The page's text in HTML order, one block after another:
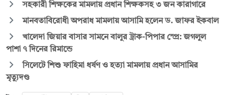
সহকারী শিক্ষকের মামলায় প্রধান শিক্ষকসহ ৩ জন কারাগারে
মানবতাবিরোধী অপরাধ মামলায় আসামি হলেন ড. জাফর ইকবাল
খালেদা জিয়ার বাসার সামনে বালুর ট্রাক-পিপার স্প্রে: জগলুল
পাশা ৭ দিনের রিমান্ডে
সিলেটে শিশু ফাহিমা ধর্ষণ ও হত্যা মামলায় প্রধান আসামির
মৃত্যুদণ্ড